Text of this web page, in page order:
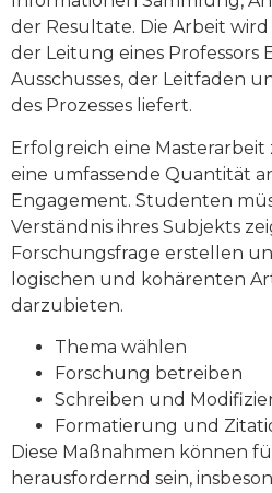
der Resultate. Die Arbeit
der Leitung eines Professors
Ausschusses, der Leitfaden
des Prozesses liefert.
Erfolgreich eine
eine umfassende Quantität
Engagement. Studenten
Verständnis ihres Subjekts
Forschungsfrage erstellen
logischen und kohärenten
darzubieten.
Thema wählen
Forschung betreiben
Schreiben und
Formatierung und
Diese Maßnahmen können
herausfordernd sein,